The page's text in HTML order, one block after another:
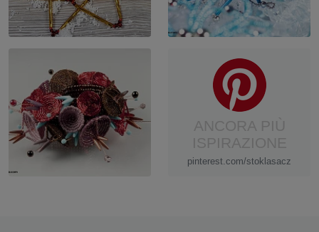
pinterest.com/stoklasacz